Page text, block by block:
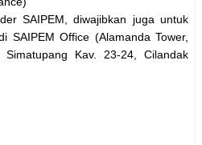
SAIPEM, diwajibkan juga untuk
SAIPEM Office (Alamanda Tower,
Kav. 23-24, Cilandak